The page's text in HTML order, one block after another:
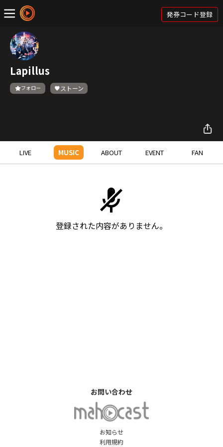
発券コード登録
Lapillus
フォロー ストーン
LIVE MUSIC ABOUT EVENT FAN
登録された内容がありません。
お知らせ
利用規約
お問い合わせ